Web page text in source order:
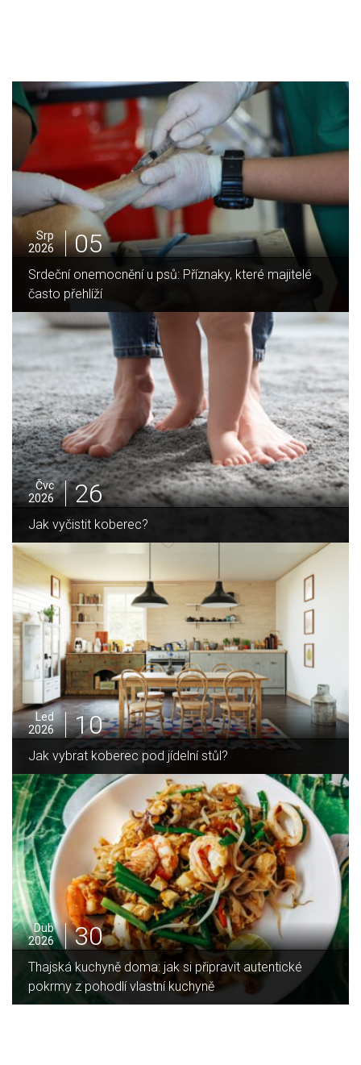
majitelé
Srp
2026
05
Jak vybrat ideální krbovou vložku?
Čvc
2026
25
Jak sušit pomeranče a citrusy jednoduše
Pro
2025
05
Jak zvládnout vánoční úklid bez námahy
Led
2026
16
Jaký je rozdíl mezi indukční a
deskou?